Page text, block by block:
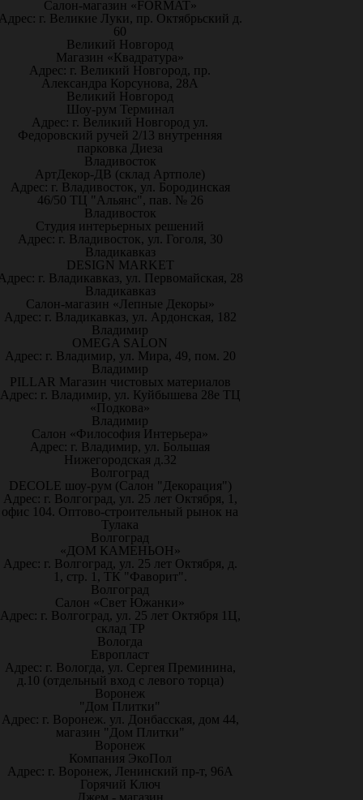
Салон-магазин «FORMAT»
г. Великие Луки, пр. Октябрьский д.
60
Великий Новгород
Магазин «Квадратура»
Адрес: г. Великий Новгород, пр.
Александра Корсунова, 28А
Великий Новгород
Шоу-рум Терминал
Адрес: г. Великий Новгород ул.
Федоровский ручей 2/13 внутренняя
парковка Диеза
Владивосток
АртДекор-ДВ (склад Артполе)
Адрес: г. Владивосток, ул. Бородинская
46/50 ТЦ "Альянс", пав. № 26
Владивосток
Студия интерьерных решений
Адрес: г. Владивосток, ул. Гоголя, 30
Владикавказ
DESIGN MARKET
г. Владикавказ, ул. Первомайская, 28
Владикавказ
Салон-магазин «Лепные Декоры»
Адрес: г. Владикавказ, ул. Ардонская, 182
Владимир
OMEGA SALON
Адрес: г. Владимир, ул. Мира, 49, пом. 20
Владимир
PILLAR Магазин чистовых материалов
Адрес: г. Владимир, ул. Куйбышева 28е ТЦ
«Подкова»
Владимир
Салон «Философия Интерьера»
Адрес: г. Владимир, ул. Большая
Нижегородская д.32
Волгоград
DECOLE шоу-рум (Салон "Декорация")
Адрес: г. Волгоград, ул. 25 лет Октября, 1,
офис 104. Оптово-строительный рынок на
Тулака
Волгоград
«ДОМ КАМЕНЬОН»
Адрес: г. Волгоград, ул. 25 лет Октября, д.
1, стр. 1, ТК "Фаворит".
Волгоград
Салон «Свет Южанки»
Адрес: г. Волгоград, ул. 25 лет Октября 1Ц,
склад ТР
Вологда
Европласт
Адрес: г. Вологда, ул. Сергея Преминина,
д.10 (отдельный вход с левого торца)
Воронеж
"Дом Плитки"
Адрес: г. Воронеж. ул. Донбасская, дом 44,
магазин "Дом Плитки"
Воронеж
Компания ЭкоПол
Адрес: г. Воронеж, Ленинский пр-т, 96А
Горячий Ключ
Джем - магазин